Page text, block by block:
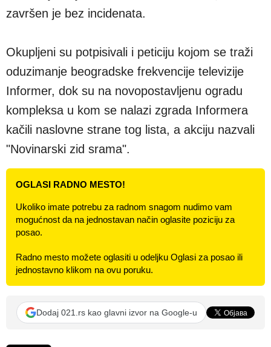
završen je bez incidenata.
Okupljeni su potpisivali i peticiju kojom se traži
oduzimanje beogradske frekvencije televizije
Informer, dok su na novopostavljenu ogradu
kompleksa u kom se nalazi zgrada Informera
kačili naslovne strane tog lista, a akciju nazvali
"Novinarski zid srama".
OGLASI RADNO MESTO!
Ukoliko imate potrebu za radnom snagom nudimo vam
mogućnost da na jednostavan način oglasite poziciju za
posao.
Radno mesto možete oglasiti u odeljku Oglasi za posao ili
jednostavno klikom na ovu poruku.
Dodaj 021.rs kao glavni izvor na Google-u